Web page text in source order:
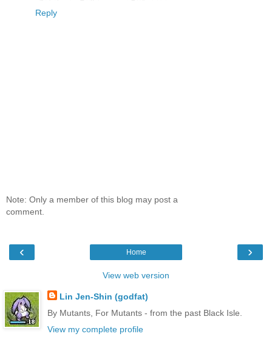
Reply
Note: Only a member of this blog may post a
comment.
‹ ›
Home
View web version
Lin Jen-Shin (godfat)
By Mutants, For Mutants - from the past Black Isle.
View my complete profile